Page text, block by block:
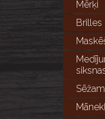
Mērķi
Brilles